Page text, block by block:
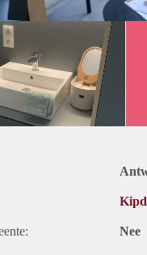
Nee